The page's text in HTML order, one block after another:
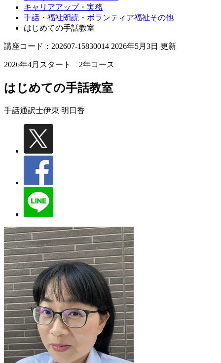
キャリアアップ・実務
手話・福祉朗読・ボランティア福祉その他
はじめての手話教室
講座コード：202607-15830014 2026年5月3日 更新
2026年4月スタート 2年コース
はじめての手話教室
手話通訳士伊東 明日香